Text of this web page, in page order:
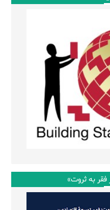
فقر به ثروت»